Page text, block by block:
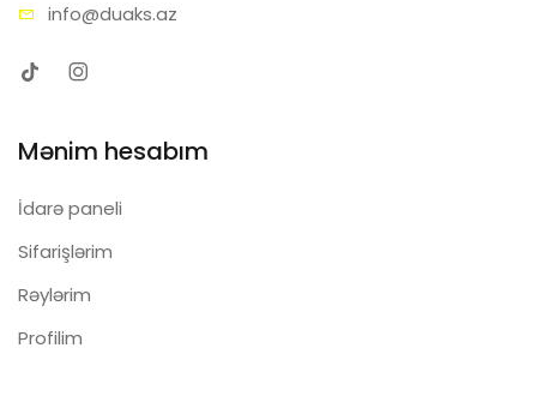
info@duaks.az
Mənim hesabım
İdarə paneli
Sifarişlərim
Rəylərim
Profilim